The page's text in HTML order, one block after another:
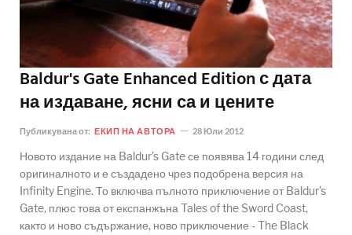
Baldur's Gate Enhanced Edition с дата
на издаване, ясни са и цените
Публикувана от: ЕКИП НА АВТОРА 28 Юли 2012
Новото издание на Baldur's Gate се появява 14 години след
оригиналното и е създадено чрез подобрена версия на
Infinity Engine. То включва пълното приключение от Baldur's
Gate, плюс това от експанжъна Tales of the Sword Coast,
както и ново съдържание, ново приключение - The Black